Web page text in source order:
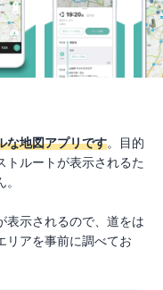
な地図アプリです。目的
トルートが表示されるた
表示されるので、道をは
リアを事前に調べてお